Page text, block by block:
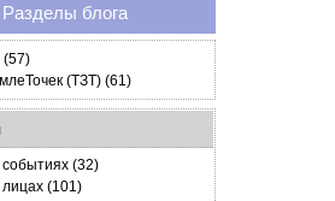
Разделы блога
(57)
(ТЗТ) (61)
событиях (32)
(101)